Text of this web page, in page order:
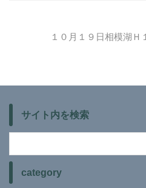
１０月１９日相模湖Ｈ
サイト内を検索
category